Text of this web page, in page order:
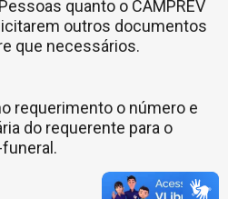
quanto o CAMPREV
outros documentos
que necessários.
requerimento o número e
do requerente para o